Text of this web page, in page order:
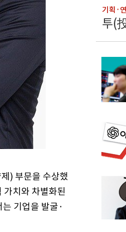
) 부문을 수상했
가치와 차별화된
기업을 발굴·
기획·
투(